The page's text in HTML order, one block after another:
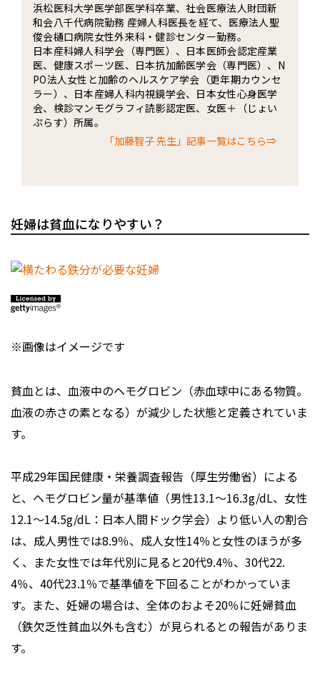
浜松医科大学医学部医学科卒業、社会医療法人財団新
和会八千代病院勤務 産婦人科医長を経て、医療法人聖
俊会樋口病院女性外来科・健診センター勤務。
日本産科婦人科学会（専門医）、日本医師会認定産業
医、健康スポーツ医、日本抗加齢医学会（専門医）、N
PO法人女性と加齢のヘルスケア学会（更年期カウンセ
ラー）、日本産婦人科内視鏡学会、日本女性心身医学
会、検診マンモグラフィ読影認定医、女医＋（じょい
ぷらす）所属。
「加藤智子 先生」記事一覧はこちら⇒
妊婦は貧血になりやすい？
※画像はイメージです
貧血とは、血液中のヘモグロビン（赤血球中にある物質。
血液の赤さの素となる）が減少した状態と定義されていま
す。
平成29年国民健康・栄養調査報告（厚生労働省）による
と、ヘモグロビン量が基準値（男性13.1～16.3g/dL、女性
12.1～14.5g/dL：日本人間ドック学会）より低い人の割合
は、成人男性では8.9％、成人女性14％と女性のほうが多
く、また女性では年代別に見ると20代9.4％、30代22.
4％、40代23.1％で基準値を下回ることがわかっていま
す。また、妊婦の場合は、全体のおよそ20％に妊婦貧血
（鉄欠乏性貧血以外も含む）が見られるとの報告がありま
す。